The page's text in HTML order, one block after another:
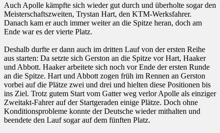
Auch Apolle kämpfte sich wieder gut durch und überholte sogar den
Meisterschaftszweiten, Trystan Hart, den KTM-Werksfahrer.
Danach kam er auch immer weiter an die Spitze heran, doch am
Ende war es der vierte Platz.
Deshalb durfte er dann auch im dritten Lauf von der ersten Reihe
aus starten: Da setzte sich Gerston an die Spitze vor Hart, Haaker
und Abbott. Haaker arbeitete sich noch vor Ende der ersten Runde
an die Spitze. Hart und Abbott zogen früh im Rennen an Gerston
vorbei auf die Plätze zwei und drei und hielten diese Positionen bis
ins Ziel. Trotz gutem Start vom Gatter weg verlor Apolle als einziger
Zweitakt-Fahrer auf der Startgeraden einige Plätze. Doch ohne
Konditionsprobleme konnte der Deutsche wieder mithalten und
beendete den Lauf sogar auf dem fünften Platz.